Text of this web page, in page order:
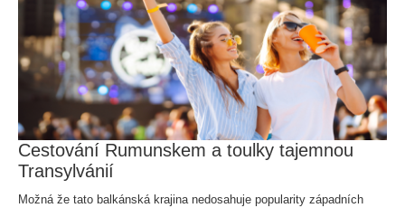
Cestování Rumunskem a toulky tajemnou
Transylvánií
Možná že tato balkánská krajina nedosahuje popularity západních